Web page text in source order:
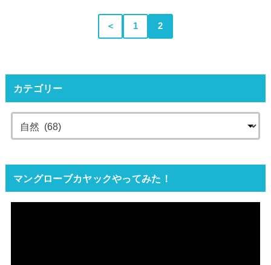
＜ 1 2
カテゴリー
マングローブカヤックやってみた！